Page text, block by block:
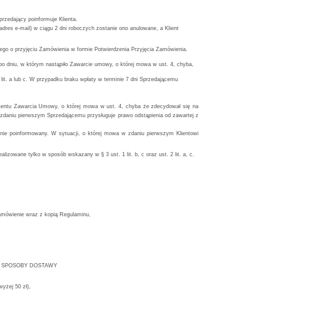
poinformuje Klienta.
e-mail) w ciągu 2 dni roboczych zostanie ono anulowane, a Klient
o przyjęciu Zamówienia w formie Potwierdzenia Przyjęcia Zamówienia.
dniu, w którym nastąpiło Zawarcie umowy, o której mowa w ust. 4, chyba,
a lub c. W przypadku braku wpłaty w terminie 7 dni Sprzedającemu
Zawarcia Umowy, o której mowa w ust. 4, chyba że zdecydował się na
pierwszym Sprzedającemu przysługuje prawo odstąpienia od zawartej z
poinformowany. W sytuacji, o której mowa w zdaniu pierwszym Klientowi
tylko w sposób wskazany w § 3 ust. 1 lit. b, c oraz ust. 2 lit. a, c.
wraz z kopią Regulaminu,
DOSTAWY
50 zł),